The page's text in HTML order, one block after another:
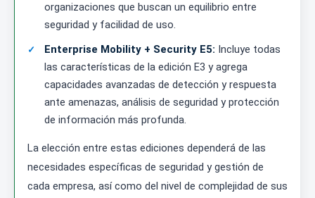
organizaciones que buscan un equilibrio entre
seguridad y facilidad de uso.
Enterprise Mobility + Security E5: Incluye todas
las características de la edición E3 y agrega
capacidades avanzadas de detección y respuesta
ante amenazas, análisis de seguridad y protección
de información más profunda.
La elección entre estas ediciones dependerá de las
necesidades específicas de seguridad y gestión de
cada empresa, así como del nivel de complejidad de sus